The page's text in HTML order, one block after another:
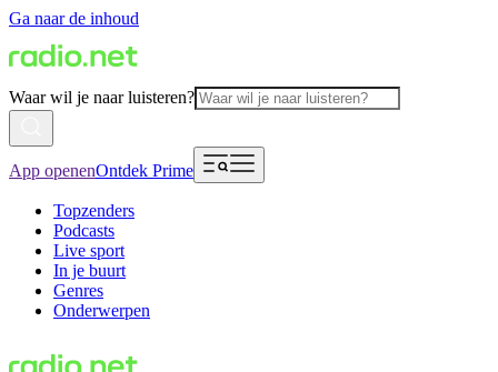
Ga naar de inhoud
Waar wil je naar luisteren?
App openenOntdek Prime
Topzenders
Podcasts
Live sport
In je buurt
Genres
Onderwerpen